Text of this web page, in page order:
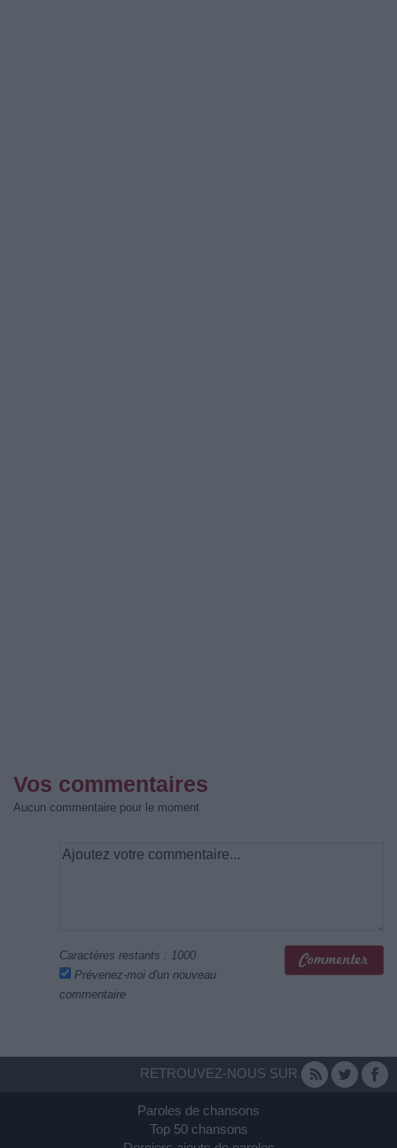
Vos commentaires
Aucun commentaire pour le moment
Caractères restants : 1000
Prévenez-moi d'un nouveau
commentaire
RETROUVEZ-NOUS SUR
Paroles de chansons
Top 50 chansons